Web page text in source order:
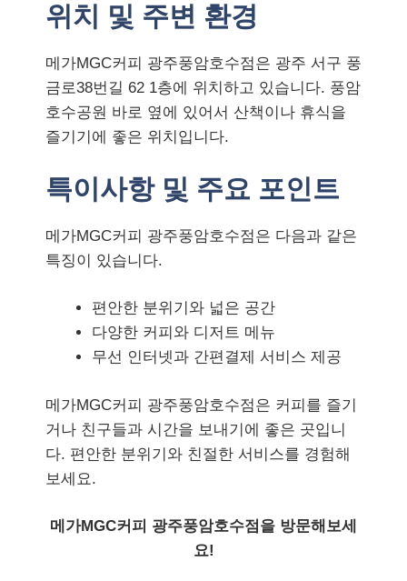
위치 및 주변 환경
메가MGC커피 광주풍암호수점은 광주 서구 풍
금로38번길 62 1층에 위치하고 있습니다. 풍암
호수공원 바로 옆에 있어서 산책이나 휴식을
즐기기에 좋은 위치입니다.
특이사항 및 주요 포인트
메가MGC커피 광주풍암호수점은 다음과 같은
특징이 있습니다.
편안한 분위기와 넓은 공간
다양한 커피와 디저트 메뉴
무선 인터넷과 간편결제 서비스 제공
메가MGC커피 광주풍암호수점은 커피를 즐기
거나 친구들과 시간을 보내기에 좋은 곳입니
다. 편안한 분위기와 친절한 서비스를 경험해
보세요.
메가MGC커피 광주풍암호수점을 방문해보세
요!